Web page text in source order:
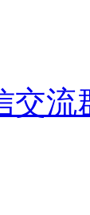
交流